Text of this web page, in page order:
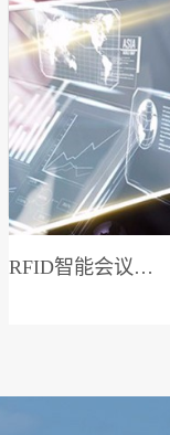
RFID智能会议签到系统